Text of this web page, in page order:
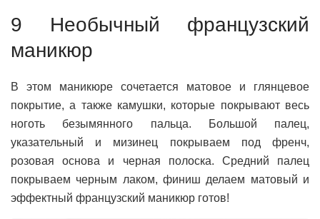
9 Необычный французский
маникюр
В этом маникюре сочетается матовое и глянцевое
покрытие, а также камушки, которые покрывают весь
ноготь безымянного пальца. Большой палец,
указательный и мизинец покрываем под френч,
розовая основа и черная полоска. Средний палец
покрываем черным лаком, финиш делаем матовый и
эффектный французский маникюр готов!